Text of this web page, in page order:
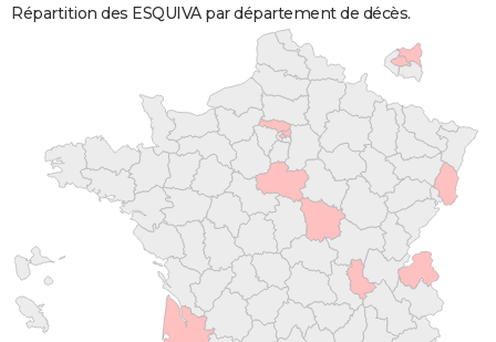
Répartition des ESQUIVA par département de décès.